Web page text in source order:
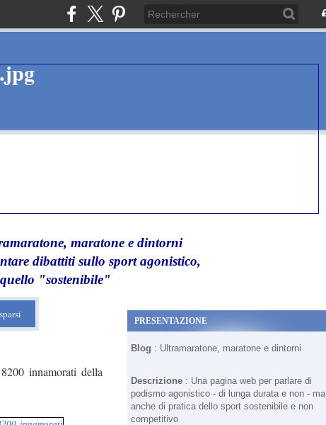
maratone e dintorni
dibattiti sullo sport agonistico,
"sostenibile"
innamorati della
PRESENTAZIONE
Blog : Ultramaratone, maratone e dintorni
Descrizione : Una pagina web per parlare di
podismo agonistico - di lunga durata e non - ma
anche di pratica dello sport sostenibile e non
competitivo